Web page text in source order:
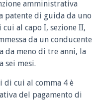
amministrativa
patente di guida da uno
al capo I, sezione II,
da un conducente
da meno di tre anni, la
sei mesi.
di cui al comma 4 è
del pagamento di